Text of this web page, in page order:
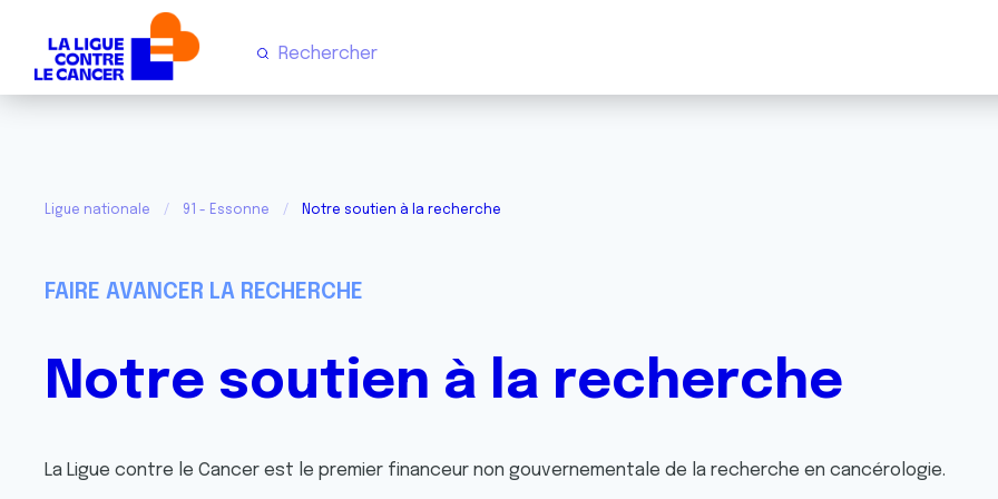
Ligue nationale 91 - Essonne Notre soutien à la recherche
FAIRE AVANCER LA RECHERCHE
Notre soutien à la recherche
La Ligue contre le Cancer est le premier financeur non gouvernementale de la recherche en cancérologie.